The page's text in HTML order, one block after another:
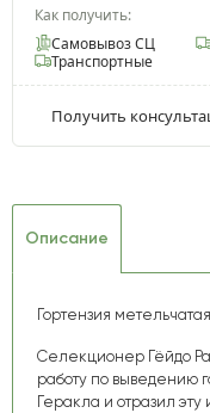
Как получить:
Самовывоз СЦ
Транспортные
Получить
Описание
Гортензия метельчатая
Селекционер Гёйдо
работу по выведению
Геракла и отразил